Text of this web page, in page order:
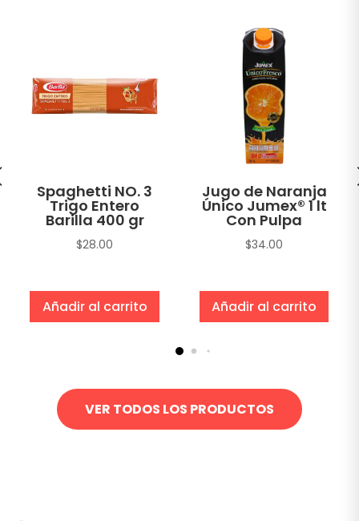
Spaghetti NO. 3
Trigo Entero
Barilla 400 gr
$28.00
Añadir al carrito
Jugo de Naranja
Único Jumex® 1 lt
Con Pulpa
$34.00
Añadir al carrito
VER TODOS LOS PRODUCTOS